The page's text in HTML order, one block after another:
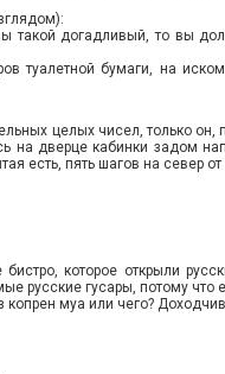
такой догадливый, то вы
туалетной бумаги, на
целых чисел, только он,
на дверце кабинки задом
есть, пять шагов на север
которое открыли
русские гусары, потому что
муа или чего?